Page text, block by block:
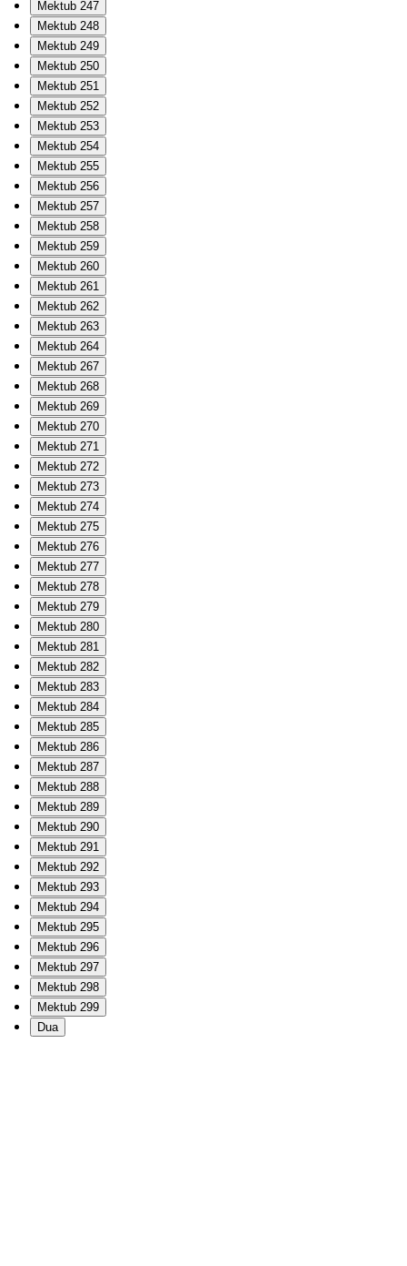
Mektub 247
Mektub 248
Mektub 249
Mektub 250
Mektub 251
Mektub 252
Mektub 253
Mektub 254
Mektub 255
Mektub 256
Mektub 257
Mektub 258
Mektub 259
Mektub 260
Mektub 261
Mektub 262
Mektub 263
Mektub 264
Mektub 267
Mektub 268
Mektub 269
Mektub 270
Mektub 271
Mektub 272
Mektub 273
Mektub 274
Mektub 275
Mektub 276
Mektub 277
Mektub 278
Mektub 279
Mektub 280
Mektub 281
Mektub 282
Mektub 283
Mektub 284
Mektub 285
Mektub 286
Mektub 287
Mektub 288
Mektub 289
Mektub 290
Mektub 291
Mektub 292
Mektub 293
Mektub 294
Mektub 295
Mektub 296
Mektub 297
Mektub 298
Mektub 299
Dua